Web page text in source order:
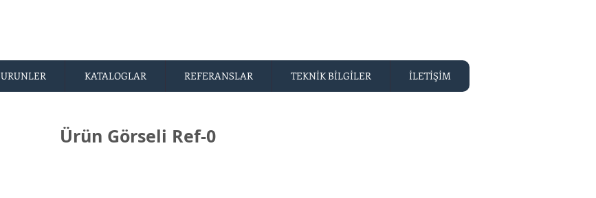
URUNLER KATALOGLAR REFERANSLAR TEKNİK BİLGİLER İLETİŞİM
Ürün Görseli Ref-0